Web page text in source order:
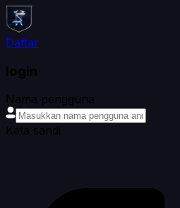
Daftar
login
Nama pengguna
Kata sandi